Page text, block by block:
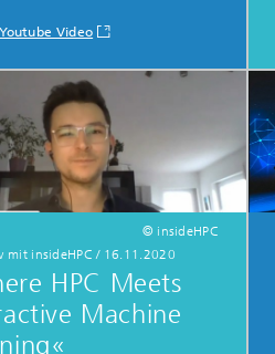
Video
© insideHPC
mit insideHPC / 16.11.2020
HPC Meets
Machine